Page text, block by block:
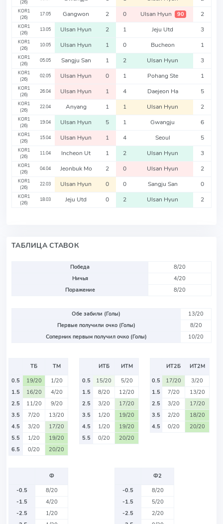
(26)
KOR1
(26)
17.05 Gangwon 2 0 Ulsan Hyun 90 2
KOR1
(26)
13.05 Ulsan Hyun 2 1 Jeju Utd 3
KOR1
(26)
10.05 Ulsan Hyun 1 0 Bucheon 1
KOR1
(26)
05.05 Sangju San 1 2 Ulsan Hyun 3
KOR1
(26)
02.05 Ulsan Hyun 0 1 Pohang Ste 1
KOR1
(26)
26.04 Ulsan Hyun 1 4 Daejeon Ha 5
KOR1
(26)
22.04 Anyang 1 1 Ulsan Hyun 2
KOR1
(26)
19.04 Ulsan Hyun 5 1 Gwangju 6
KOR1
(26)
15.04 Ulsan Hyun 1 4 Seoul 5
KOR1
(26)
11.04 Incheon Ut 1 2 Ulsan Hyun 3
KOR1
(26)
04.04 Jeonbuk Mo 2 0 Ulsan Hyun 2
KOR1
(26)
22.03 Ulsan Hyun 0 0 Sangju San 0
KOR1
(26)
18.03 Jeju Utd 0 2 Ulsan Hyun 2
ТАБЛИЦА СТАВОК
Победа
8/20
Ничья
4/20
Поражение
8/20
Обе забили (Голы)
13/20
Первые получили очко (Голы)
8/20
Соперник первым получил очко (Голы)
10/20
ТБ
ТМ
0.5
19/20
1/20
1.5
16/20
4/20
2.5
11/20
9/20
3.5
7/20
13/20
4.5
3/20
17/20
5.5
1/20
19/20
6.5
0/20 20/20
ИТБ
ИТМ
0.5
15/20
5/20
1.5
8/20
12/20
2.5
3/20
17/20
3.5
1/20
19/20
4.5
1/20
19/20
5.5
0/20 20/20
ИТ2Б
ИТ2М
0.5
17/20
3/20
1.5
7/20
13/20
2.5
3/20
17/20
3.5
2/20
18/20
4.5
0/20 20/20
Ф
-0.5
8/20
-1.5
4/20
-2.5
1/20
Ф2
-0.5
8/20
-1.5
5/20
-2.5
2/20